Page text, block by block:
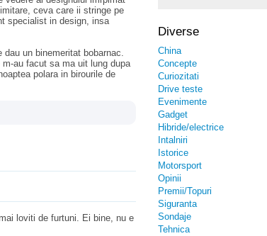
ceva care ii stringe pe
specialist in design, insa
un binemeritat bobarnac.
au facut sa ma uit lung dupa
polara in birourile de
loviti de furtuni. Ei bine, nu e
Diverse
China
Concepte
Curiozitati
Drive teste
Evenimente
Gadget
Hibride/electrice
Intalniri
Istorice
Motorsport
Opinii
Premii/Topuri
Siguranta
Sondaje
Tehnica